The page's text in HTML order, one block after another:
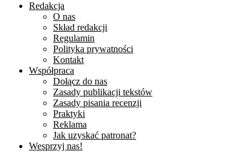
Redakcja
O nas
Skład redakcji
Regulamin
Polityka prywatności
Kontakt
Współpraca
Dołącz do nas
Zasady publikacji tekstów
Zasady pisania recenzji
Praktyki
Reklama
Jak uzyskać patronat?
Wesprzyj nas!